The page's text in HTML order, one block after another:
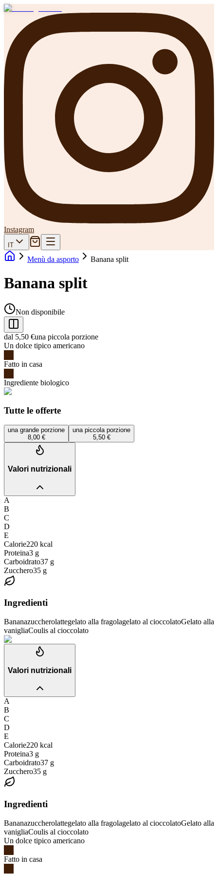
Instagram
IT
Menù da asporto Banana split
Banana split
Non disponibile
dal 5,50 €una piccola porzione
Un dolce tipico americano
Fatto in casa
Ingrediente biologico
Tutte le offerte
una grande porzione
8,00 €
una piccola porzione
5,50 €
Valori nutrizionali
A
B
C
D
E
Calorie220 kcal
Proteina3 g
Carboidrato37 g
Zucchero35 g
Ingredienti
Bananazuccherolattegelato alla fragolagelato al cioccolatoGelato alla
vanigliaCoulis al cioccolato
Valori nutrizionali
A
B
C
D
E
Calorie220 kcal
Proteina3 g
Carboidrato37 g
Zucchero35 g
Ingredienti
Bananazuccherolattegelato alla fragolagelato al cioccolatoGelato alla
vanigliaCoulis al cioccolato
Un dolce tipico americano
Fatto in casa